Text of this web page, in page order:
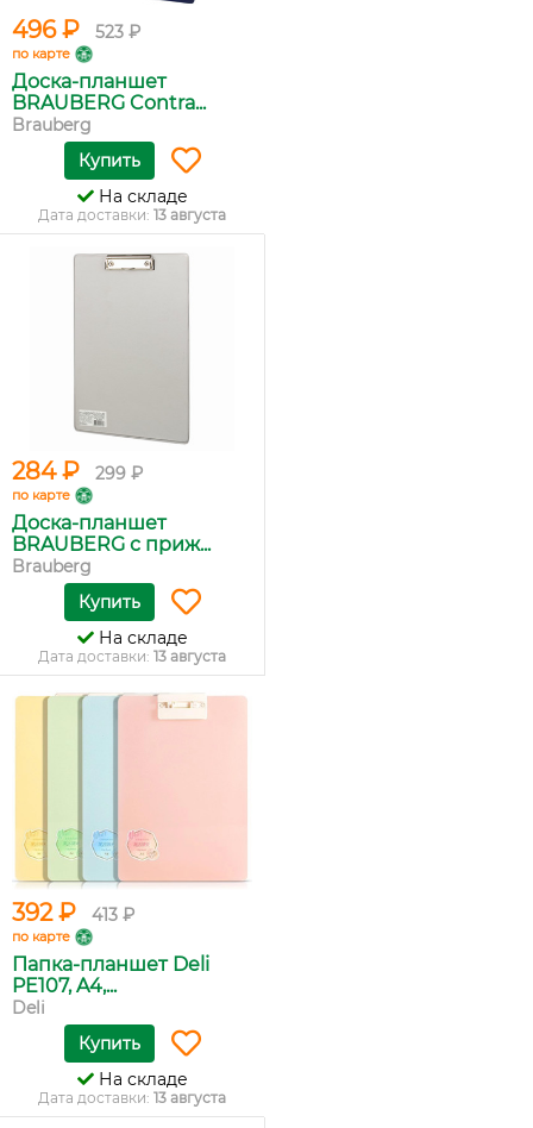
496 ₽ 523 ₽
по карте
Доска-планшет
BRAUBERG Contra...
Brauberg
Купить
На складе
Дата доставки: 13 августа
284 ₽ 299 ₽
по карте
Доска-планшет
BRAUBERG с приж...
Brauberg
Купить
На складе
Дата доставки: 13 августа
392 ₽ 413 ₽
по карте
Папка-планшет Deli
PE107, A4,...
Deli
Купить
На складе
Дата доставки: 13 августа